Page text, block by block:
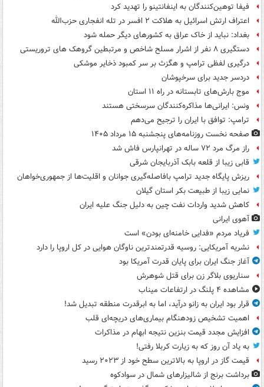
فیفا توهین‌کنندگان به اینفانتینو را تهدید کرد
اعتراف ارتش اسرائیل به هلاکت ۲ افسر در تله انفجاری حزب‌الله
بغداد: نباید از خاک عراق به کشورهای دیگر حمله شود
دستگیری ۸ نفر از اشرار مسلح شاخص و مرتبطین گروهک های تروریستی
درگیری لفظی ترامپ و هگزث بر سر کمبود ذخایر موشکی
دردسر جدید برای سرخپوشان
موج بارش‌های تابستانه در راه ۱۱ استان
ونس: ایرانی‌ها مذاکره‌کنندگان سرسختی هستند
ترامپ: توافق با ایران را ترجیح می‌دهم
صفحه نخست روزنامه‌های پنجشنبه ۱۵ مرداد ۱۴۰۵
راز مرگ مرد ۷۲ ساله در تهرانپارس فاش شد
قابی زیبا از قلعه بابک آذربایجان شرقی
ریزش پایگاه جدید ترامپ بافاصله‌گیری جوانان و اقلیت‌ها از جمهوری‌خواهان
نمایی زیبا از طبیعت بکر استان گیلان
کاهش شدید واردات نفت چین به دلیل جنگ علیه ایران
آهوی ایرانی
فریاد مردم «فدایی خامنه‌ای بودن» است
نشریه آمریکایی: روسیه قدرتمندترین ناوگان هوایی در کل اروپا را دارد
آغاز جنگ ایران برای پایان قدرت آمریکا بود
سناریوی بلاگر زن برای قتل شوهرش
مشاهده ۴ پلنگ در ارتفاعات میناب
قرار بود ایران به زانو درآید، اما به ابرقدرت منطقه تبدیل شد!
اهمیت تشخیص زودهنگام بیماری‌های دریچه‌ای قلب
افزایش مجدد قیمت بنزین نتیجه ابهام در مذاکرات
به یاد آن روز که به زیارت کربلا رفتی!
قیمت گاز در اروپا به بالاترین سطح خود از ۲۰۲۳ رسید
برداشت برنج از شالیزارهای شمال در سوادکوه